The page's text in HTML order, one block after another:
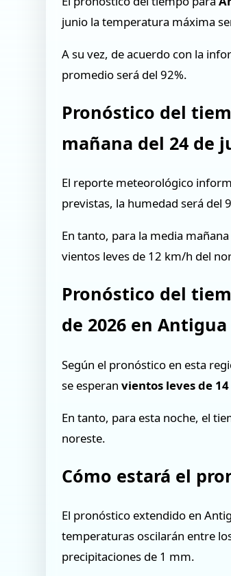
junio la temperatura máxima
A su vez, de acuerdo con la
promedio será del 92%.
Pronóstico del
mañana del 24 de
El reporte meteorológico
previstas, la humedad será del
En tanto, para la media mañana
vientos leves de 12 km/h del
Pronóstico del
de 2026 en
Según el pronóstico en esta
se esperanvientos leves de
En tanto, para esta noche, el
noreste.
Cómo estará el
El pronóstico extendido en
temperaturas oscilarán entre
precipitaciones de 1 mm.